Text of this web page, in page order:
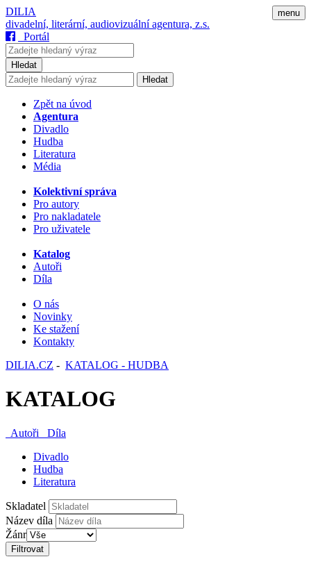
menu
DILIA
divadelní, literární, audiovizuální agentura, z.s.
Portál
Hledat
Hledat
Zpět na úvod
Agentura
Divadlo
Hudba
Literatura
Média
Kolektivní správa
Pro autory
Pro nakladatele
Pro uživatele
Katalog
Autoři
Díla
O nás
Novinky
Ke stažení
Kontakty
DILIA.CZ - KATALOG - HUDBA
KATALOG
Autoři
Díla
Divadlo
Hudba
Literatura
Skladatel
Název díla
Žánr
Filtrovat